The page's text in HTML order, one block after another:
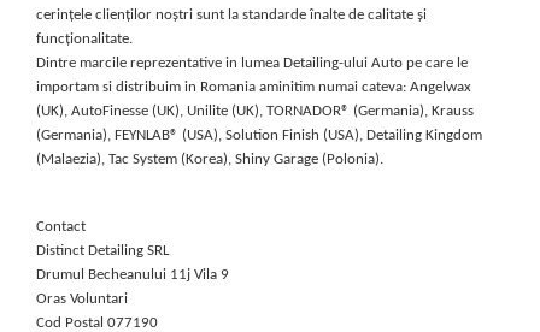
cerințele clienților noștri sunt la standarde înalte de calitate și
funcționalitate.
Dintre marcile reprezentative in lumea Detailing-ului Auto pe care le
importam si distribuim in Romania aminitim numai cateva: Angelwax
(UK), AutoFinesse (UK), Unilite (UK), TORNADOR® (Germania), Krauss
(Germania), FEYNLAB® (USA), Solution Finish (USA), Detailing Kingdom
(Malaezia), Tac System (Korea), Shiny Garage (Polonia).
Contact
Distinct Detailing SRL
Drumul Becheanului 11j Vila 9
Oras Voluntari
Cod Postal 077190